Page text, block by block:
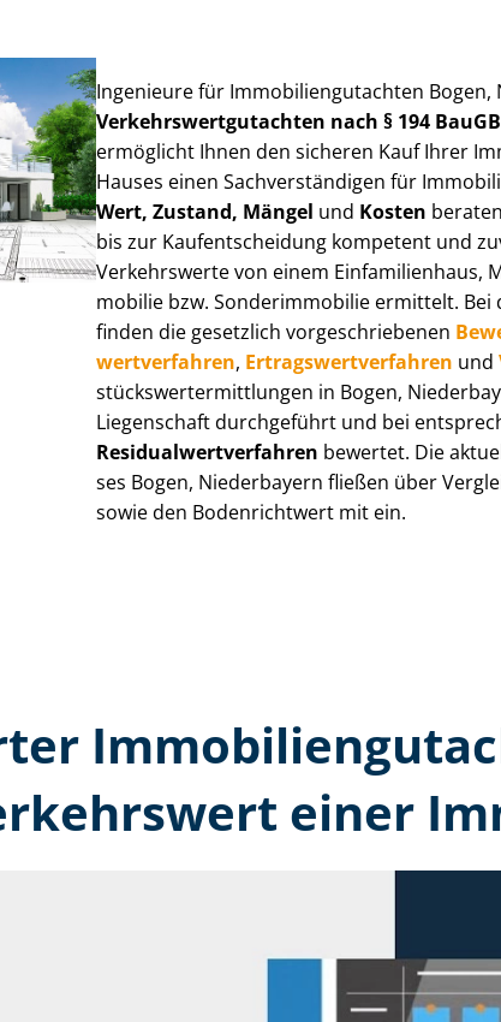
Ingenieure für Im­mo­bi­li­en­gut­ach­ten Bogen,
Ver­kehrs­wert­gut­ach­ten nach § 194 BauGB
ermöglicht Ihnen den sicheren Kauf Ihrer
Hauses einen Sach­ver­stän­di­gen für
Wert, Zustand, Mängel und Kosten
bis zur Kauf­ent­schei­dung kompetent und
Verkehrswerte von einem
mo­bi­lie bzw. Sonderimmobilie ermittelt.
finden die gesetzlich vor­ge­schrie­be­nen
wert­ver­fah­ren, Er­trags­wert­ver­fah­ren und
stücks­wert­ermitt­lun­gen in Bogen,
Liegenschaft durchgeführt und bei
Re­si­du­al­wert­ver­fah­ren bewertet. Die
ses Bogen, Niederbayern fließen über
sowie den Bodenrichtwert mit ein.
einer